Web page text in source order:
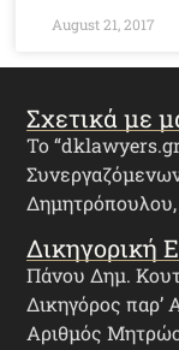
August 21, 2017
Σχετικά με
Το
Δικηγορική
Πάνου Δημ.
Δικηγόρος
Αριθμός